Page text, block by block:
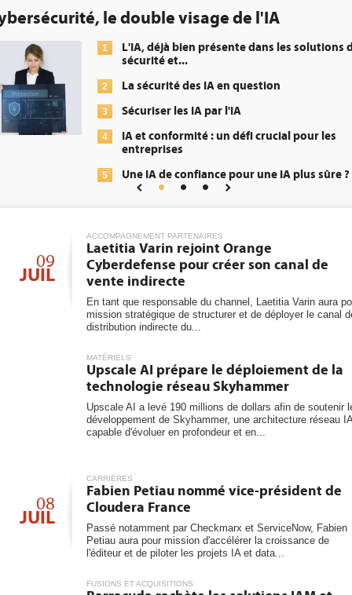
DEE: l'efficacité énergétique bientôt une
obligation pour les datacenters
1
Qu'est-ce que la DEE (directive
transformer...
3
Un outillage et des services déjà
répondre à...
4 Phocea DC dans les cordes pour
Trimestriels IBM : L'activité
les...
09
JUIL
ACCOMPAGNEMENT PARTENAIRES
Laetitia Varin rejoint Orange
Cyberdefense pour créer son canal de
vente indirecte
En tant que responsable du channel, Laetitia Varin aura
mission stratégique de structurer et de déployer le canal
distribution indirecte du...
MATÉRIELS
Upscale AI prépare le déploiement de la
technologie réseau Skyhammer
Upscale AI a levé 190 millions de dollars afin de soutenir
développement de Skyhammer, une architecture réseau IA
capable d'évoluer en profondeur et en...
08
JUIL
CARRIÈRES
Fabien Petiau nommé vice-président de
Cloudera France
Passé notamment par Checkmarx et ServiceNow, Fabien
Petiau aura pour mission d'accélérer la croissance de
l'éditeur et de piloter les projets IA et data...
FUSIONS ET ACQUISITIONS